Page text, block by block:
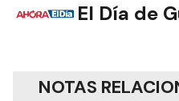
El Día de
NOTAS